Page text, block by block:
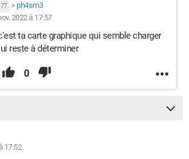
> ph4sm3
2022 à 17:57
ta carte graphique qui semble charger
reste à déterminer
0
17:52